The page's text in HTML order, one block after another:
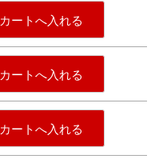
カートへ入れる
カートへ入れる
カートへ入れる